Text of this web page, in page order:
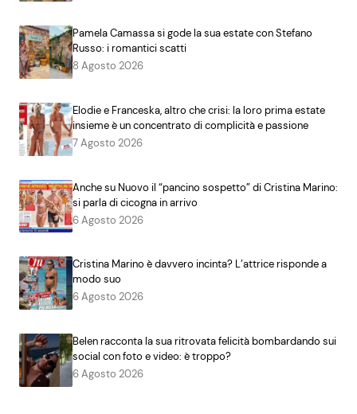
Pamela Camassa si gode la sua estate con Stefano
Russo: i romantici scatti
8 Agosto 2026
Elodie e Franceska, altro che crisi: la loro prima estate
insieme è un concentrato di complicità e passione
7 Agosto 2026
Anche su Nuovo il “pancino sospetto” di Cristina Marino:
si parla di cicogna in arrivo
6 Agosto 2026
Cristina Marino è davvero incinta? L’attrice risponde a
modo suo
6 Agosto 2026
Belen racconta la sua ritrovata felicità bombardando sui
social con foto e video: è troppo?
6 Agosto 2026